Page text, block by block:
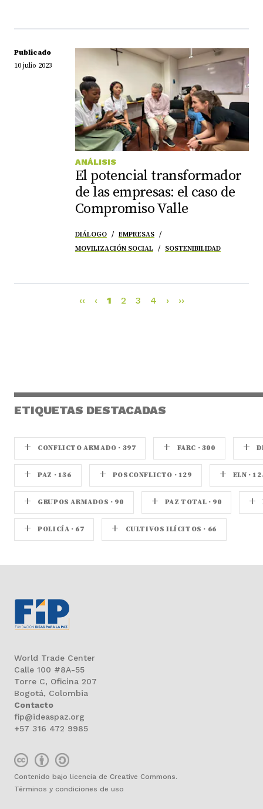
Publicado
10 julio 2023
ANÁLISIS
El potencial transformador
de las empresas: el caso de
Compromiso Valle
DIÁLOGO
EMPRESAS
MOVILIZACIÓN SOCIAL
SOSTENIBILIDAD
‹‹ ‹ 1 2 3 4 › ››
ETIQUETAS DESTACADAS
+ CONFLICTO ARMADO · 397 + FARC · 300 +
+ PAZ · 136 + POSCONFLICTO · 129 + ELN ·
+ GRUPOS ARMADOS · 90 + PAZ TOTAL · 90 +
+ POLICÍA · 67 + CULTIVOS ILÍCITOS · 66
World Trade Center
Calle 100 #8A-55
Torre C, Oficina 207
Bogotá, Colombia
Contacto
fip@ideaspaz.org
+57 316 472 9985
Contenido bajo licencia de Creative Commons.
Términos y condiciones de uso